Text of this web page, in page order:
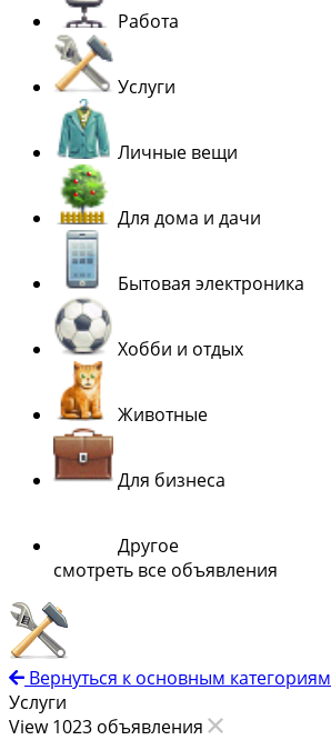
Работа
Услуги
Личные вещи
Для дома и дачи
Бытовая электроника
Хобби и отдых
Животные
Для бизнеса
Другое
смотреть все объявления
Вернуться к основным категориям
Услуги
View 1023 объявления